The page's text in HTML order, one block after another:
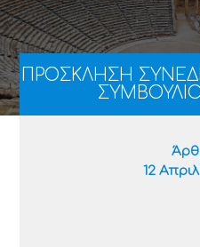
ΠΡΟΣΚΛΗΣΗ
12